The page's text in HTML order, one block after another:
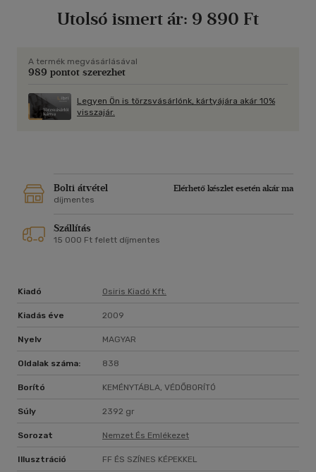
vitákkal. Dokumentumok világítják meg annak a hadseregnek
a hátországban zajló, mindmáig ható változásokat. A háború
közéleti-politikai emlékezetét bemutató fejezet népdalok,
történelemmagyarázatok felvonultatásával kíséri végig a
háború "érzetét", "társadalmi élményét" a kortársaktól
elméletéig s a mindennapi élet átalakulásának bemutatásáig.
Utolsó ismert ár: 9 890 Ft
A termék megvásárlásával
989 pontot szerezhet
Legyen Ön is törzsvásárlónk, kártyájára akár 10%
visszajár.
Bolti átvétel
Elérhető készlet esetén akár ma
díjmentes
Szállítás
15 000 Ft felett díjmentes
Kiadó Osiris Kiadó Kft.
Kiadás éve 2009
Nyelv MAGYAR
Oldalak száma: 838
Borító KEMÉNYTÁBLA, VÉDŐBORÍTÓ
Súly 2392 gr
Sorozat Nemzet És Emlékezet
Illusztráció FF ÉS SZÍNES KÉPEKKEL